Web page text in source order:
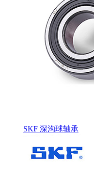
SKF 深沟球轴承